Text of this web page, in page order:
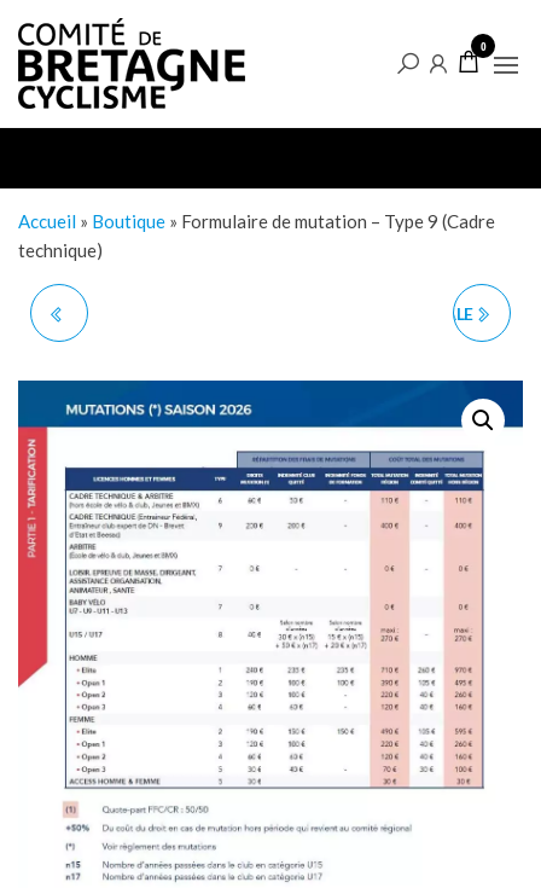
contenu
Bretagne
de
0
Accueil » Boutique » Formulaire de mutation – Type 9 (Cadre
technique)
(U15 & U17)
FORMATION FÉDÉRALE
(VISIO)